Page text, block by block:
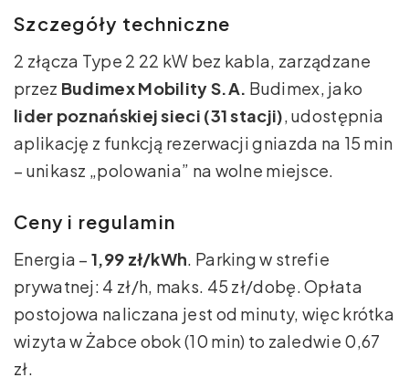
Szczegóły techniczne
2 złącza Type 2 22 kW bez kabla, zarządzane
przez Budimex Mobility S.A. Budimex, jako
lider poznańskiej sieci (31 stacji), udostępnia
aplikację z funkcją rezerwacji gniazda na 15 min
– unikasz „polowania” na wolne miejsce.
Ceny i regulamin
Energia – 1,99 zł/kWh. Parking w strefie
prywatnej: 4 zł/h, maks. 45 zł/dobę. Opłata
postojowa naliczana jest od minuty, więc krótka
wizyta w Żabce obok (10 min) to zaledwie 0,67
zł.